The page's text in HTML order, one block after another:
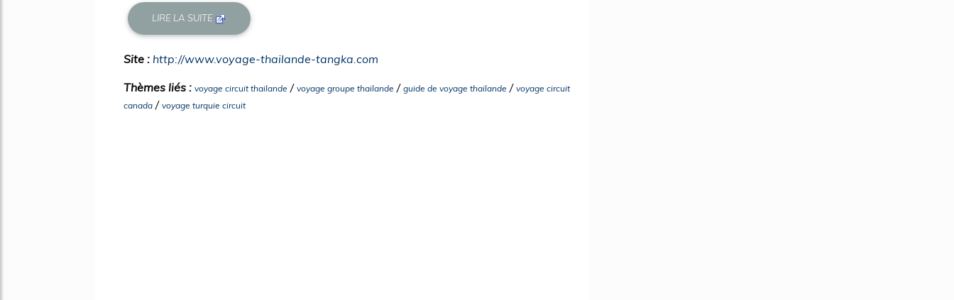
LIRE LA SUITE
Site : http://www.voyage-thailande-tangka.com
Thèmes liés : voyage circuit thailande / voyage groupe thailande / guide de voyage thailande / voyage circuit
canada / voyage turquie circuit